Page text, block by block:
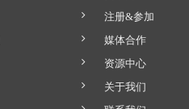
注册&参加
媒体合作
资源中心
关于我们